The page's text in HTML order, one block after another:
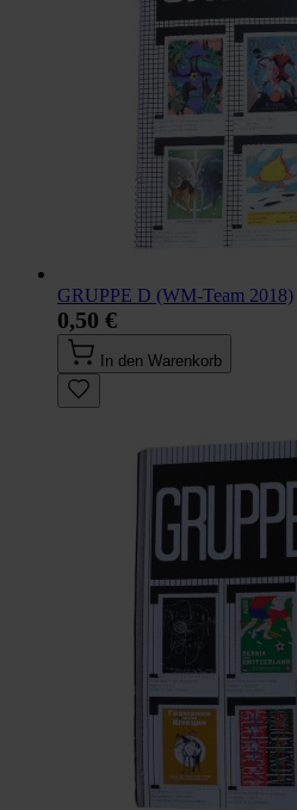
GRUPPE D (WM-Team 2018)
0,50 €
In den Warenkorb